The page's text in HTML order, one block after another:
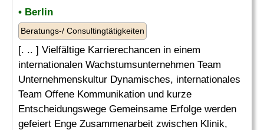
• Berlin
Beratungs-/ Consultingtätigkeiten
[. .. ] Vielfältige Karrierechancen in einem
internationalen Wachstumsunternehmen Team
Unternehmenskultur Dynamisches, internationales
Team Offene Kommunikation und kurze
Entscheidungswege Gemeinsame Erfolge werden
gefeiert Enge Zusammenarbeit zwischen Klinik,